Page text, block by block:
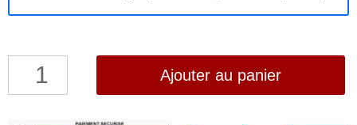
quantité
Ajouter au panier